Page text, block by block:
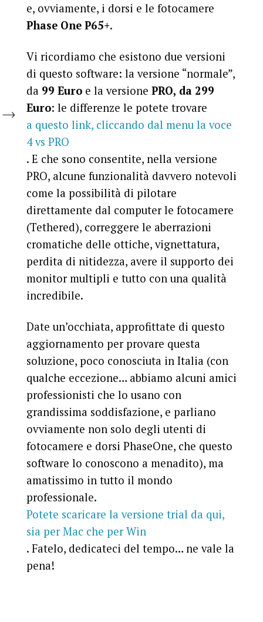
e, ovviamente, i dorsi e le fotocamere
Phase One P65+.
Vi ricordiamo che esistono due versioni
di questo software: la versione “normale”,
da 99 Euroe la versione PRO, da 299
Euro: le differenze le potete trovare
a questo link, cliccando dal menu la voce
4 vs PRO
. E che sono consentite, nella versione
PRO, alcune funzionalità davvero notevoli
come la possibilità di pilotare
direttamente dal computer le fotocamere
(Tethered), correggere le aberrazioni
cromatiche delle ottiche, vignettatura,
perdita di nitidezza, avere il supporto dei
monitor multipli e tutto con una qualità
incredibile.
Date un’occhiata, approfittate di questo
aggiornamento per provare questa
soluzione, poco conosciuta in Italia (con
qualche eccezione… abbiamo alcuni amici
professionisti che lo usano con
grandissima soddisfazione, e parliano
ovviamente non solo degli utenti di
fotocamere e dorsi PhaseOne, che questo
software lo conoscono a menadito), ma
amatissimo in tutto il mondo
professionale.
Potete scaricare la versione trial da qui,
sia per Mac che per Win
. Fatelo, dedicateci del tempo… ne vale la
pena!